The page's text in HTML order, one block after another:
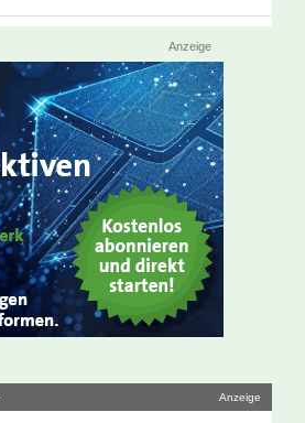
Anzeige
Anzeige